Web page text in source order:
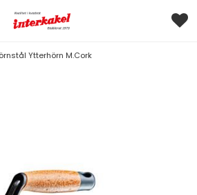
Ytterhörn M.Cork